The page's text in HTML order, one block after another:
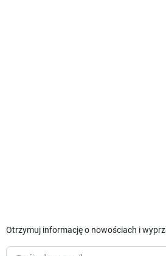
Otrzymuj informację o nowościach i